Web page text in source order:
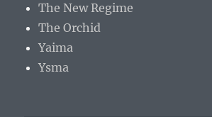
The New Regime
The Orchid
Yaima
Ysma